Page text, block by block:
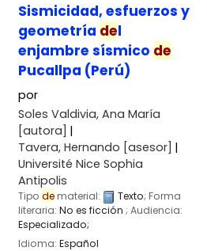
Sismicidad, esfuerzos y
geometría del
enjambre sísmico de
Pucallpa (Perú)
por
Soles Valdivia, Ana María
[autora]
Tavera, Hernando [asesor]
Université Nice Sophia
Antipolis
Tipo dematerial: Texto; Forma
literaria: No es ficción ; Audiencia:
Especializado;
Idioma: Español